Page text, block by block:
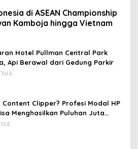
di ASEAN Championship
Kamboja hingga Vietnam
Hotel Pullman Central Park
Api Berawal dari Gedung Parkir
Content Clipper? Profesi Modal HP
Menghasilkan Puluhan Juta